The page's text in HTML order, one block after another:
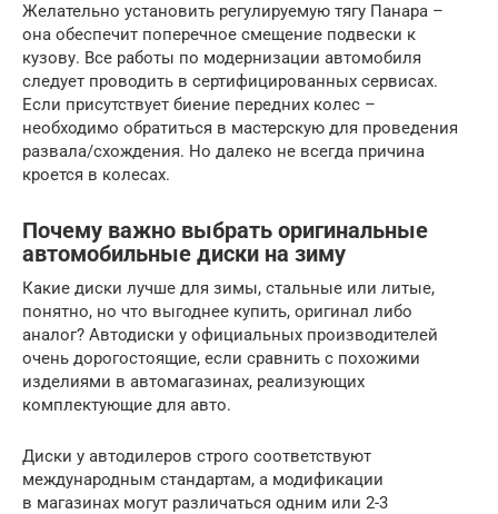
Желательно установить регулируемую тягу Панара –
она обеспечит поперечное смещение подвески к
кузову. Все работы по модернизации автомобиля
следует проводить в сертифицированных сервисах.
Если присутствует биение передних колес –
необходимо обратиться в мастерскую для проведения
развала/схождения. Но далеко не всегда причина
кроется в колесах.
Почему важно выбрать оригинальные
автомобильные диски на зиму
Какие диски лучше для зимы, стальные или литые,
понятно, но что выгоднее купить, оригинал либо
аналог? Автодиски у официальных производителей
очень дорогостоящие, если сравнить с похожими
изделиями в автомагазинах, реализующих
комплектующие для авто.
Диски у автодилеров строго соответствуют
международным стандартам, а модификации
в магазинах могут различаться одним или 2-3